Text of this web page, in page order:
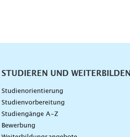
Unternavigation
STUDIEREN UND WEITERBILDEN
Studienorientierung
Studienvorbereitung
Studiengänge A–Z
Bewerbung